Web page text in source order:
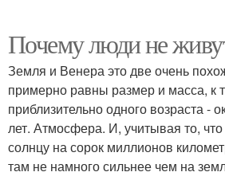
Почему люди не
Земля и Венера это две очень
примерно равны размер и масса, к
приблизительно одного возраста -
лет. Атмосфера. И, учитывая то,
солнцу на сорок миллионов
там не намного сильнее чем на